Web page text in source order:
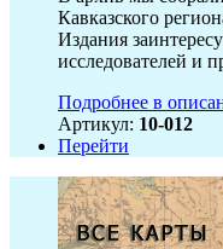
Кавказского
Издания
исследователей и
Подробнее в
Артикул: 10-012
Перейти